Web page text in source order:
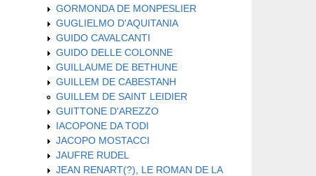
GORMONDA DE MONPESLIER
GUGLIELMO D'AQUITANIA
GUIDO CAVALCANTI
GUIDO DELLE COLONNE
GUILLAUME DE BETHUNE
GUILLEM DE CABESTANH
GUILLEM DE SAINT LEIDIER
GUITTONE D'AREZZO
IACOPONE DA TODI
JACOPO MOSTACCI
JAUFRE RUDEL
JEAN RENART(?), LE ROMAN DE LA